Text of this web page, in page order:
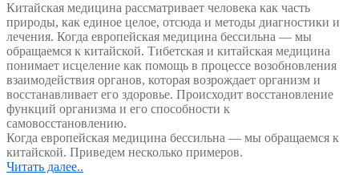
Китайская медицина рассматривает человека как часть
природы, как единое целое, отсюда и методы диагностики и
лечения. Когда европейская медицина бессильна — мы
обращаемся к китайской. Тибетская и китайская медицина
понимает исцеление как помощь в процессе возобновления
взаимодействия органов, которая возрождает организм и
восстанавливает его здоровье. Происходит восстановление
функций организма и его способности к
самовосстановлению.
Когда европейская медицина бессильна — мы обращаемся к
китайской. Приведем несколько примеров.
Читать далее..